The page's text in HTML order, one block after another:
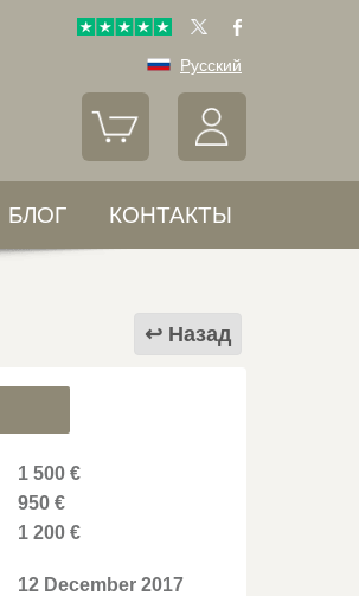
Русский
БЛОГ КОНТАКТЫ
Назад
1 500 €
950 €
1 200 €
12 December 2017